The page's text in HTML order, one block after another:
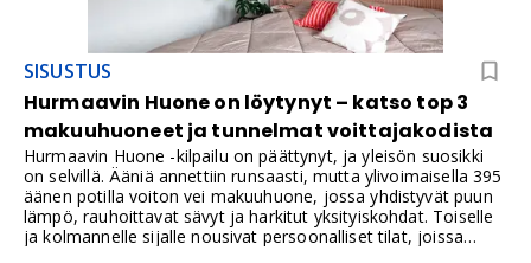
SISUSTUS
Hurmaavin Huone on löytynyt – katso top 3
makuuhuoneet ja tunnelmat voittajakodista
Hurmaavin Huone -kilpailu on päättynyt, ja yleisön suosikki
on selvillä. Ääniä annettiin runsaasti, mutta ylivoimaisella 395
äänen potilla voiton vei makuuhuone, jossa yhdistyvät puun
lämpö, rauhoittavat sävyt ja harkitut yksityiskohdat. Toiselle
ja kolmannelle sijalle nousivat persoonalliset tilat, joissa